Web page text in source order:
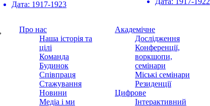
Дата: 1917-1923
Про нас
Наша історія та
цілі
Команда
Будинок
Співпраця
Стажування
Новини
Медіа і ми
Академічне
Дослідження
Конференції,
воркшопи,
семінари
Міські семінари
Резиденції
Цифрове
Інтерактивний